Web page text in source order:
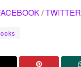
/TWITTER